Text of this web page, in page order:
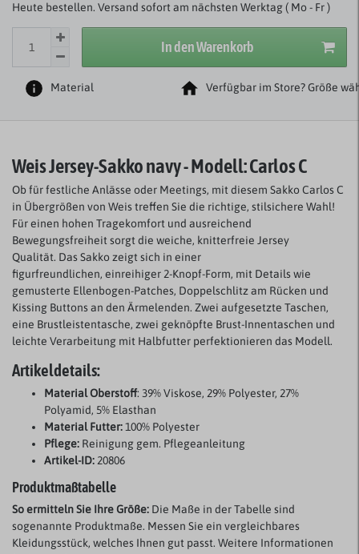
Heute bestellen. Versand sofort am nächsten Werktag ( Mo - Fr )
In den Warenkorb
Material Verfügbar im Store? Größe
Weis Jersey-Sakko navy - Modell: Carlos C
Ob für festliche Anlässe oder Meetings, mit diesem Sakko Carlos C
in Übergrößen von Weis treffen Sie die richtige, stilsichere Wahl!
Für einen hohen Tragekomfort und ausreichend
Bewegungsfreiheit sorgt die weiche, knitterfreie Jersey
Qualität. Das Sakko zeigt sich in einer
figurfreundlichen, einreihiger 2-Knopf-Form, mit Details wie
gemusterte Ellenbogen-Patches, Doppelschlitz am Rücken und
Kissing Buttons an den Ärmelenden. Zwei aufgesetzte Taschen,
eine Brustleistentasche, zwei geknöpfte Brust-Innentaschen und
leichte Verarbeitung mit Halbfutter perfektionieren das Modell.
Artikeldetails:
Material Oberstoff: 39% Viskose, 29% Polyester, 27%
Polyamid, 5% Elasthan
Material Futter:100% Polyester
Pflege: Reinigung gem. Pflegeanleitung
Artikel-ID:20806
Produktmaßtabelle
So ermitteln Sie Ihre Größe: Die Maße in der Tabelle sind
sogenannte Produktmaße. Messen Sie ein vergleichbares
Kleidungsstück, welches Ihnen gut passt. Weitere Informationen